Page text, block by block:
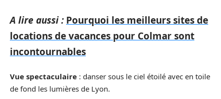
A lire aussi : Pourquoi les meilleurs sites de
locations de vacances pour Colmar sont
incontournables
Vue spectaculaire : danser sous le ciel étoilé avec en toile
de fond les lumières de Lyon.